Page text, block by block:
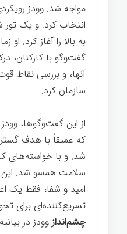
مواجه شد. وودز
انتخاب کرد. و یک تور
به بالا را آغاز کرد.
گفت‌وگو با کارکنان،
آنها، و بررسی نقاط
سازمان کرد.
از این گفت‌وگوها،
که عمیقاً با هدف
شد. و با خواسته‌های
سلامت همسو شد. این
امید و شفا، فقط یک
تسریع‌کننده‌ای برای
چشم‌انداز وودز در